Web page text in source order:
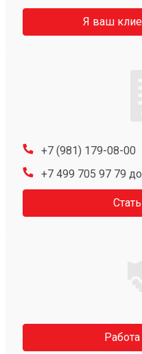
Я ваш
+7 (981) 179-08-00
+7 499 705 97 79